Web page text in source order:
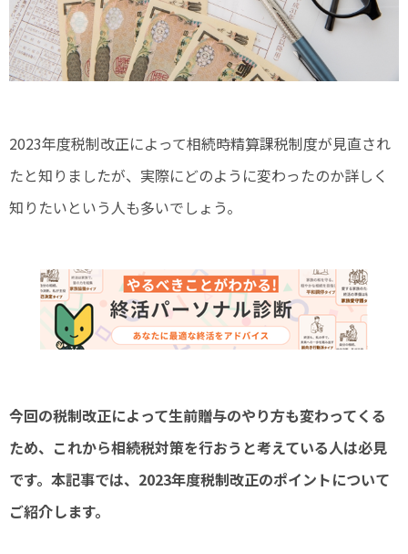
2023年度税制改正によって相続時精算課税制度が見直され
たと知りましたが、実際にどのように変わったのか詳しく
知りたいという人も多いでしょう。
今回の税制改正によって生前贈与のやり方も変わってくる
ため、これから相続税対策を行おうと考えている人は必見
です。本記事では、2023年度税制改正のポイントについて
ご紹介します。